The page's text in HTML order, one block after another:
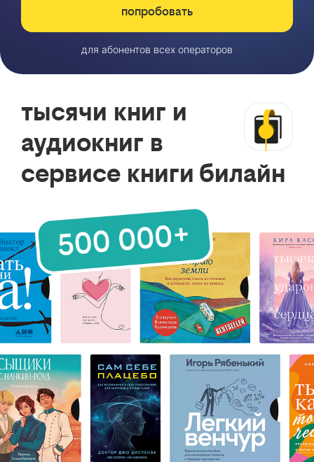
попробовать
для абонентов всех операторов
тысячи книг и
аудиокниг в
сервисе книги билайн